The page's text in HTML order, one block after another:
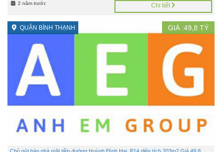
2 năm trước Chi tiết
QUẬN BÌNH THẠNH GIÁ :49,8 TỶ